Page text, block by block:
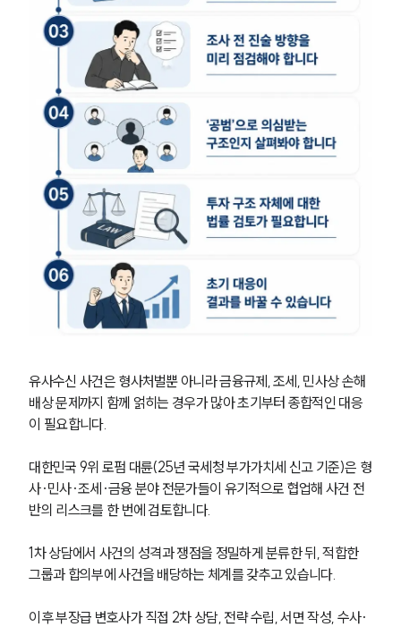
유사수신 사건은 형사처벌뿐 아니라 금융규제, 조세, 민사상 손해
배상 문제까지 함께 얽히는 경우가 많아 초기부터 종합적인 대응
이 필요합니다.
대한민국 9위 로펌 대륜(25년 국세청 부가가치세 신고 기준)은 형
사·민사·조세·금융 분야 전문가들이 유기적으로 협업해 사건 전
반의 리스크를 한 번에 검토합니다.
1차 상담에서 사건의 성격과 쟁점을 정밀하게 분류한 뒤, 적합한
그룹과 합의부에 사건을 배당하는 체계를 갖추고 있습니다.
이후 부장급 변호사가 직접 2차 상담, 전략 수립, 서면 작성, 수사·